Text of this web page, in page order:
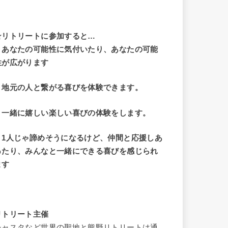
トリートに参加すると…
あなたの可能性に気付いたり、あなたの可能
が広がります
地元の人と繋がる喜びを体験できます。
一緒に嬉しい楽しい喜びの体験をします。
1人じゃ諦めそうになるけど、仲間と応援しあ
たり、みんなと一緒にできる喜びを感じられ
す
トリート主催